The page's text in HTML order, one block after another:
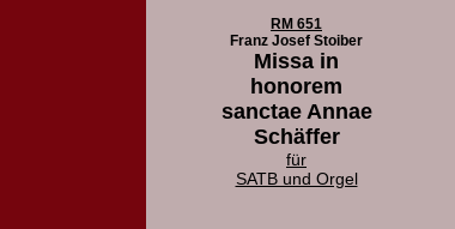
RM 651
Franz Josef Stoiber
Missa in
honorem
sanctae Annae
Schäffer
für
SATB und Orgel